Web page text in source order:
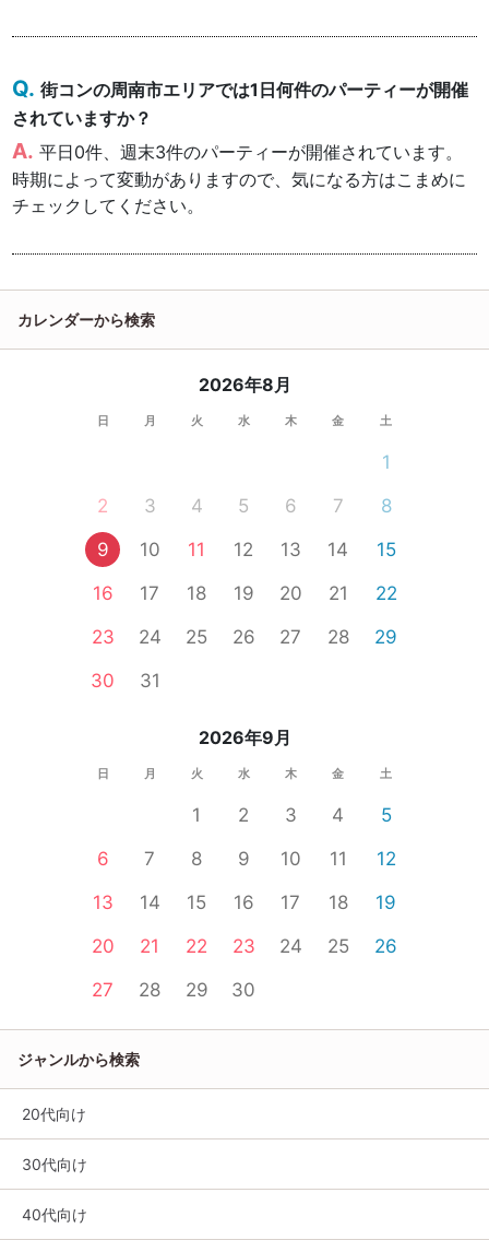
街コンの周南市エリアでは1日何件のパーティーが開催
されていますか？
平日0件、週末3件のパーティーが開催されています。
時期によって変動がありますので、気になる方はこまめに
チェックしてください。
カレンダーから検索
2026年8月
日 月 火 水 木 金 土
1
2
3 4 5 6 7
8
9
10 11 12 13 14
15
16
17 18 19 20 21
22
23
24 25 26 27 28
29
30
31
2026年9月
日 月 火 水 木 金 土
1 2 3 4
5
6
7 8 9 10 11
12
13
14 15 16 17 18
19
20
21 22 23 24 25
26
27
28 29 30
ジャンルから検索
20代向け
30代向け
40代向け